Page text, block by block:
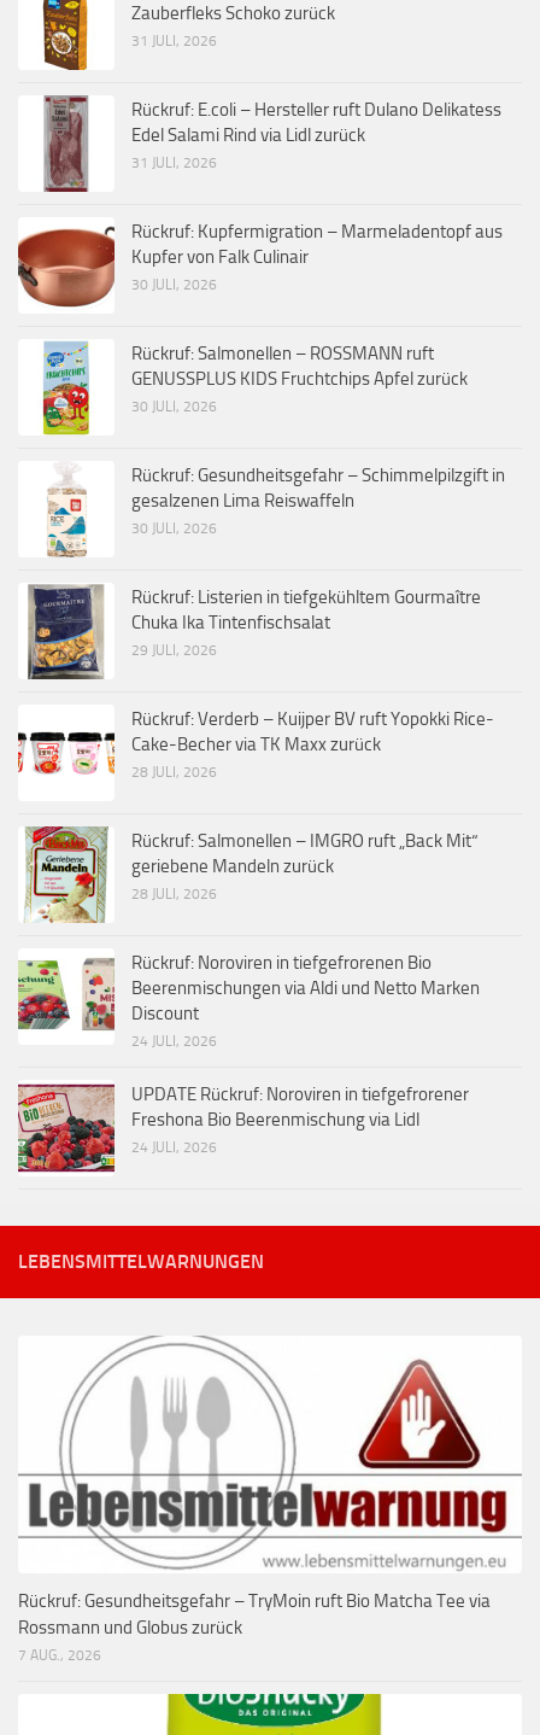
Zauberfleks Schoko zurück
31 JULI, 2026
Rückruf: E.coli – Hersteller ruft Dulano Delikatess
Edel Salami Rind via Lidl zurück
31 JULI, 2026
Rückruf: Kupfermigration – Marmeladentopf aus
Kupfer von Falk Culinair
30 JULI, 2026
Rückruf: Salmonellen – ROSSMANN ruft
GENUSSPLUS KIDS Fruchtchips Apfel zurück
30 JULI, 2026
Rückruf: Gesundheitsgefahr – Schimmelpilzgift in
gesalzenen Lima Reiswaffeln
30 JULI, 2026
Rückruf: Listerien in tiefgekühltem Gourmaître
Chuka Ika Tintenfischsalat
29 JULI, 2026
Rückruf: Verderb – Kuijper BV ruft Yopokki Rice-
Cake-Becher via TK Maxx zurück
28 JULI, 2026
Rückruf: Salmonellen – IMGRO ruft „Back Mit“
geriebene Mandeln zurück
28 JULI, 2026
Rückruf: Noroviren in tiefgefrorenen Bio
Beerenmischungen via Aldi und Netto Marken
Discount
24 JULI, 2026
UPDATE Rückruf: Noroviren in tiefgefrorener
Freshona Bio Beerenmischung via Lidl
24 JULI, 2026
LEBENSMITTELWARNUNGEN
Rückruf: Gesundheitsgefahr – TryMoin ruft Bio Matcha Tee via
Rossmann und Globus zurück
7 AUG., 2026